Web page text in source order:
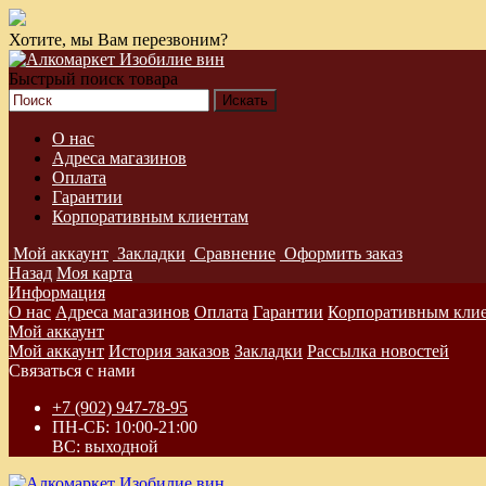
Хотите, мы Вам перезвоним?
Быстрый поиск товара
О нас
Адреса магазинов
Оплата
Гарантии
Корпоративным клиентам
Мой аккаунт Закладки Сравнение Оформить заказ
Назад Моя карта
Информация
О нас Адреса магазинов Оплата Гарантии Корпоративным
Мой аккаунт
Мой аккаунт История заказов Закладки Рассылка новостей
Связаться с нами
+7 (902) 947-78-95
ПН-СБ: 10:00-21:00
ВС: выходной